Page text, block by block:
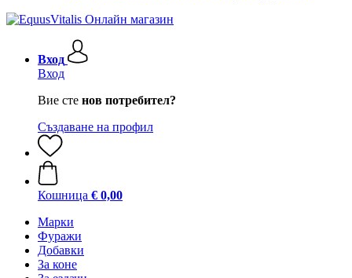
Вход
Вход
Вие сте нов потребител?
Създаване на профил
Кошница € 0,00
Марки
Фуражи
Добавки
За коне